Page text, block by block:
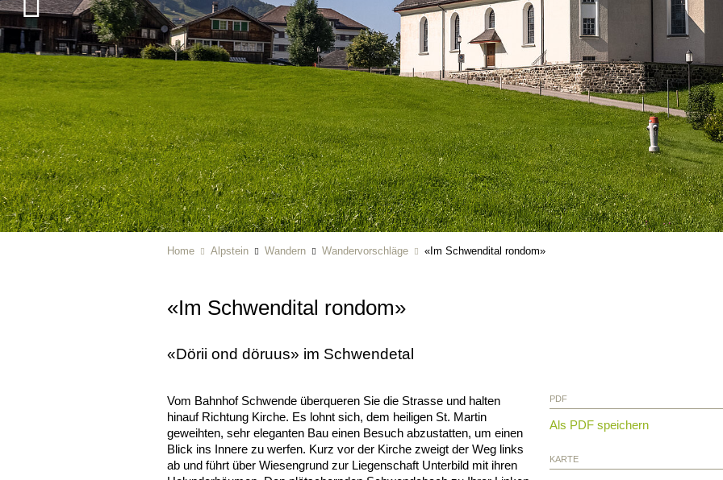
Home Alpstein Wandern Wandervorschläge «Im Schwendital rondom»
«Im Schwendital rondom»
«Dörii ond döruus» im Schwendetal
Vom Bahnhof Schwende überqueren Sie die Strasse und halten
hinauf Richtung Kirche. Es lohnt sich, dem heiligen St. Martin
geweihten, sehr eleganten Bau einen Besuch abzustatten, um einen
Blick ins Innere zu werfen. Kurz vor der Kirche zweigt der Weg links
ab und führt über Wiesengrund zur Liegenschaft Unterbild mit ihren
PDF
Als PDF speichern
KARTE